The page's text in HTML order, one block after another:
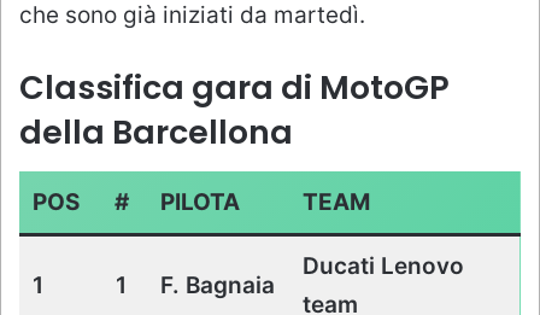
che sono già iniziati da martedì.
Classifica gara di MotoGP
della Barcellona
POS # PILOTA TEAM
1 1 F. Bagnaia
Ducati Lenovo
team